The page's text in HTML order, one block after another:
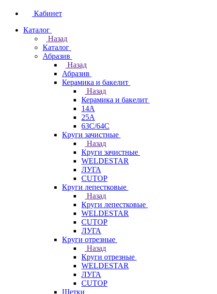
Кабинет
Каталог
Назад
Каталог
Абразив
Назад
Абразив
Керамика и бакелит
Назад
Керамика и бакелит
14А
25А
63С/64С
Круги зачистные
Назад
Круги зачистные
WELDESTAR
ЛУГА
CUTOP
Круги лепестковые
Назад
Круги лепестковые
WELDESTAR
CUTOP
ЛУГА
Круги отрезные
Назад
Круги отрезные
WELDESTAR
ЛУГА
CUTOP
Щетки